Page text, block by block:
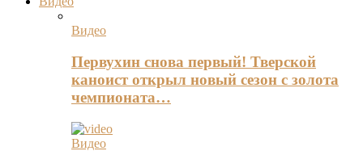
Видео
Первухин снова первый! Тверской
каноист открыл новый сезон с золота
чемпионата…
Видео